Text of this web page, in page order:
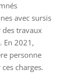
avec sursis
des travaux
En 2021,
personne
charges.